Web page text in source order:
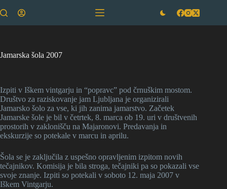
to
Jamarska šola 2007
Izpiti v Iškem vintgarju in “popravc” pod črnuškim mostom.
Društvo za raziskovanje jam Ljubljana je organizirali
Jamarsko šolo za vse, ki jih zanima jamarstvo. Začetek
Jamarske šole je bil v četrtek, 8. marca ob 19. uri v društvenih
prostorih v zaklonišču na Majaronovi. Predavanja in
ekskurzije so potekale v marcu in aprilu.
Šola se je zaključila z uspešno opravljenim izpitom novih
tečajnikov. Komisija je bila stroga, tečajniki pa so pokazali vse
svoje znanje. Izpiti so potekali v soboto 12. maja 2007 v
Iškem Vintgarju.